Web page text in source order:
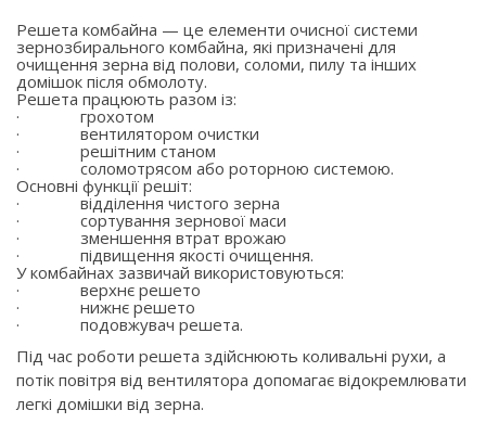
Решета комбайна — це елементи очисної системи
зернозбирального комбайна, які призначені для
очищення зерна від полови, соломи, пилу та інших
домішок після обмолоту.
Решета працюють разом із:
·
грохотом
·
вентилятором очистки
·
решітним станом
·
соломотрясом або роторною системою.
Основні функції решіт:
·
відділення чистого зерна
·
сортування зернової маси
·
зменшення втрат врожаю
·
підвищення якості очищення.
У комбайнах зазвичай використовуються:
·
верхнє решето
·
нижнє решето
·
подовжувач решета.
Під час роботи решета здійснюють коливальні рухи, а
потік повітря від вентилятора допомагає відокремлювати
легкі домішки від зерна.